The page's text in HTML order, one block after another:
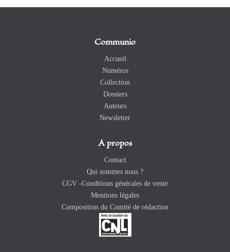
Communio
Accueil
Numéros
Collection
Dossiers
Auteurs
Newsletter
A propos
Contact
Qui sommes nous ?
CGV -Conditions générales de vente
Mentions légales
Composition du Comité de rédaction